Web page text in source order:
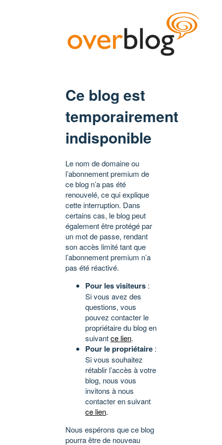
Ce blog est
temporairement
indisponible
Le nom de domaine ou
l’abonnement premium de
ce blog n’a pas été
renouvelé, ce qui explique
cette interruption. Dans
certains cas, le blog peut
également être protégé par
un mot de passe, rendant
son accès limité tant que
l’abonnement premium n’a
pas été réactivé.
Pour les visiteurs :
Si vous avez des
questions, vous
pouvez contacter le
propriétaire du blog en
suivantce lien.
Pour le propriétaire :
Si vous souhaitez
rétablir l’accès à votre
blog, nous vous
invitons à nous
contacter en suivant
ce lien.
Nous espérons que ce blog
pourra être de nouveau